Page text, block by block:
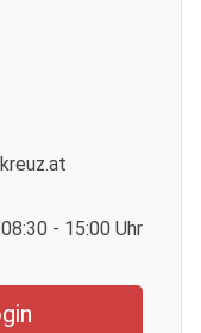
08:30 - 15:00 Uhr